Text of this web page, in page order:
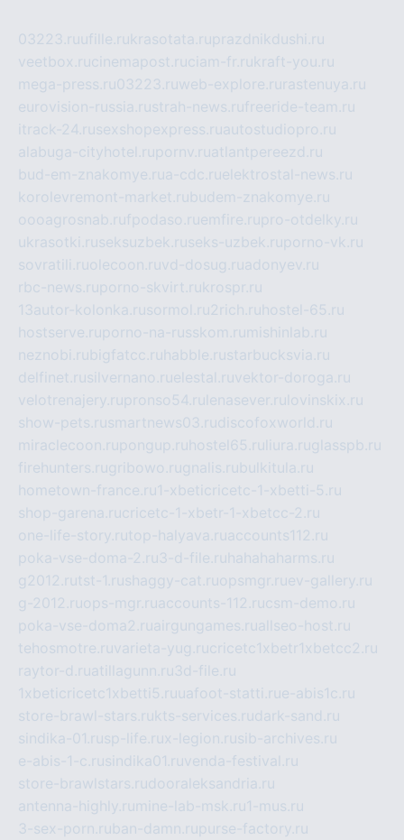
03223.ruufille.rukrasotata.ruprazdnikdushi.ru
veetbox.rucinemapost.ruciam-fr.rukraft-you.ru
mega-press.ru03223.ruweb-explore.ru rastenuya.ru
eurovision-russia.rustrah-news.rufreeride-team.ru
itrack-24.rusexshopexpress.ruautostudiopro.ru
alabuga-cityhotel.rupornv.ruatlantpereezd.ru
bud-em-znakomye.rua-cdc.ruelektrostal-news.ru
korolevremont-market.rubudem-znakomye.ru
oooagrosnab.rufpodaso.ruemfire.rupro-otdelky.ru
ukrasotki.ruseksuzbek.ruseks-uzbek.ruporno-vk.ru
sovratili.ruolecoon.ruvd-dosug.ruadonyev.ru
rbc-news.ruporno-skvirt.rukrospr.ru
13autor-kolonka.rusormol.ru2rich.ru hostel-65.ru
hostserve.ruporno-na-russkom.ru mishinlab.ru
neznobi.rubigfatcc.ru habble.rustarbucksvia.ru
delfinet.rusilvernano.ruelestal.ruvektor-doroga.ru
velotrenajery.rupronso54.ru lenasever.ru lovinskix.ru
show-pets.rusmartnews03.rudiscofoxworld.ru
miraclecoon.rupongup.ru hostel65.ru liura.ruglasspb.ru
firehunters.rugribowo.rugnalis.rubulkitula.ru
hometown-france.ru1-xbeticricetc-1-xbetti-5.ru
shop-garena.rucricetc-1-xbetr-1-xbetcc-2.ru
one-life-story.rutop-halyava.ruaccounts112.ru
poka-vse-doma-2.ru3-d-file.ru hahahaharms.ru
g2012.rutst-1.rushaggy-cat.ruopsmgr.ruev-gallery.ru
g-2012.ruops-mgr.ruaccounts-112.rucsm-demo.ru
poka-vse-doma2.ruairgungames.ruallseo-host.ru
tehosmotre.ruvarieta-yug.rucricetc1xbetr1xbetcc2.ru
raytor-d.ruatillagunn.ru3d-file.ru
1xbeticricetc1xbetti5.ruuafoot-statti.rue-abis1c.ru
store-brawl-stars.rukts-services.rudark-sand.ru
sindika-01.rusp-life.rux-legion.rusib-archives.ru
e-abis-1-c.rusindika01.ruvenda-festival.ru
store-brawlstars.rudooraleksandria.ru
antenna-highly.ru mine-lab-msk.ru1-mus.ru
3-sex-porn.ruban-damn.rupurse-factory.ru